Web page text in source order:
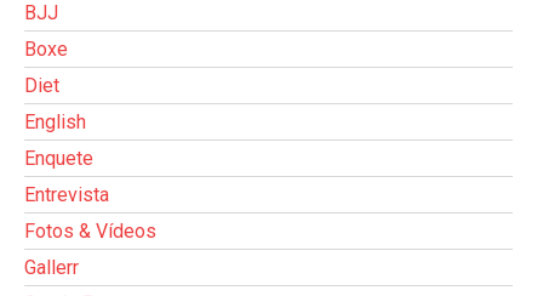
BJJ
Boxe
Diet
English
Enquete
Entrevista
Fotos & Vídeos
Gallerr